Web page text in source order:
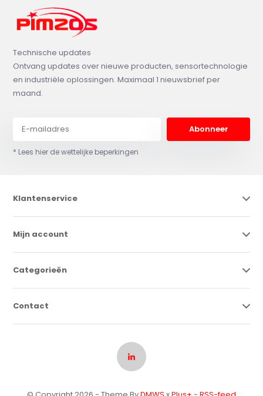
Technische updates
Ontvang updates over nieuwe producten, sensortechnologie
en industriële oplossingen. Maximaal 1 nieuwsbrief per
maand.
Abonneer
* Lees hier de wettelijke beperkingen
Klantenservice
Mijn account
Categorieën
Contact